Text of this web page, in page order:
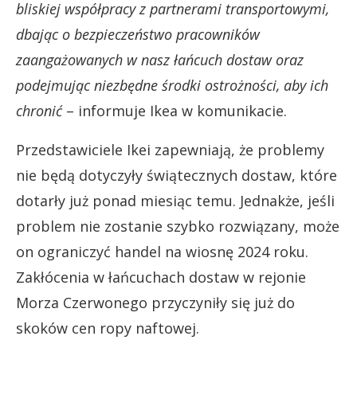
bliskiej współpracy z partnerami transportowymi,
dbając o bezpieczeństwo pracowników
zaangażowanych w nasz łańcuch dostaw oraz
podejmując niezbędne środki ostrożności, aby ich
chronić– informuje Ikea w komunikacie.
Przedstawiciele Ikei zapewniają, że problemy
nie będą dotyczyły świątecznych dostaw, które
dotarły już ponad miesiąc temu. Jednakże, jeśli
problem nie zostanie szybko rozwiązany, może
on ograniczyć handel na wiosnę 2024 roku.
Zakłócenia w łańcuchach dostaw w rejonie
Morza Czerwonego przyczyniły się już do
skoków cen ropy naftowej.